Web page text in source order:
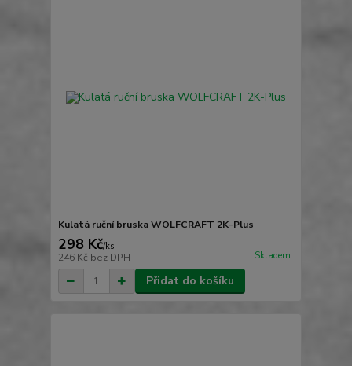
Kulatá ruční bruska WOLFCRAFT 2K-Plus
298 Kč/ks
246 Kč bez DPH Skladem
Přidat do košíku